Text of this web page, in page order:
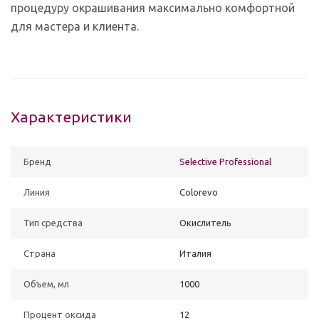
процедуру окрашивания максимально комфортной
для мастера и клиента.
Характеристики
Бренд Selective Professional
Линия Colorevo
Тип средства Окислитель
Страна Италия
Объем, мл 1000
Процент оксида 12